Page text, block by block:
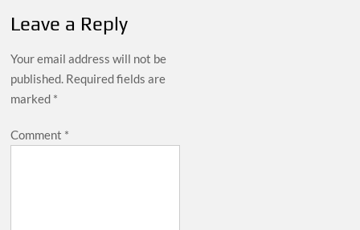
Leave a Reply
Your email address will not be
published. Required fields are
marked *
Comment *